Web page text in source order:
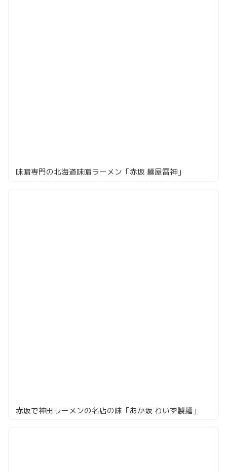
味噌専門の北海道味噌ラーメン「赤坂 麺屋雷神」
赤坂で神田ラーメンの名店の味「あか坂 わいず製麺」